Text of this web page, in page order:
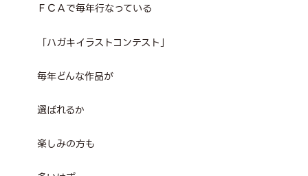
ＦＣＡで毎年行なっている
「ハガキイラストコンテスト」
毎年どんな作品が
選ばれるか
楽しみの方も